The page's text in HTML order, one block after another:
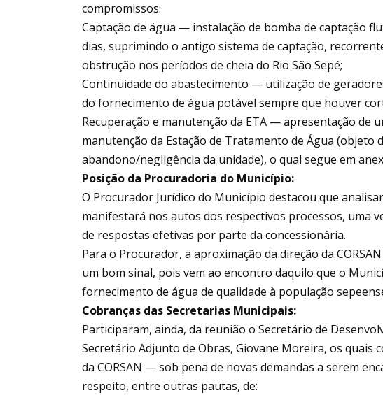
compromissos:
Captação de água — instalação de bomba de captação
dias, suprimindo o antigo sistema de captação,
obstrução nos períodos de cheia do Rio São Sepé;
Continuidade do abastecimento — utilização de
do fornecimento de água potável sempre que houver
Recuperação e manutenção da ETA — apresentação de
manutenção da Estação de Tratamento de Água (objeto
abandono/negligência da unidade), o qual segue em
Posição da Procuradoria do Município:
O Procurador Jurídico do Município destacou que
manifestará nos autos dos respectivos processos, uma
de respostas efetivas por parte da concessionária.
Para o Procurador, a aproximação da direção da
um bom sinal, pois vem ao encontro daquilo que o
fornecimento de água de qualidade à população
Cobranças das Secretarias Municipais:
Participaram, ainda, da reunião o Secretário de
Secretário Adjunto de Obras, Giovane Moreira, os quais
da CORSAN — sob pena de novas demandas a serem
respeito, entre outras pautas, de: